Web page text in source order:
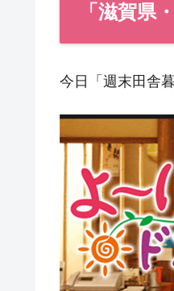
「滋賀県
今日「週末田舎